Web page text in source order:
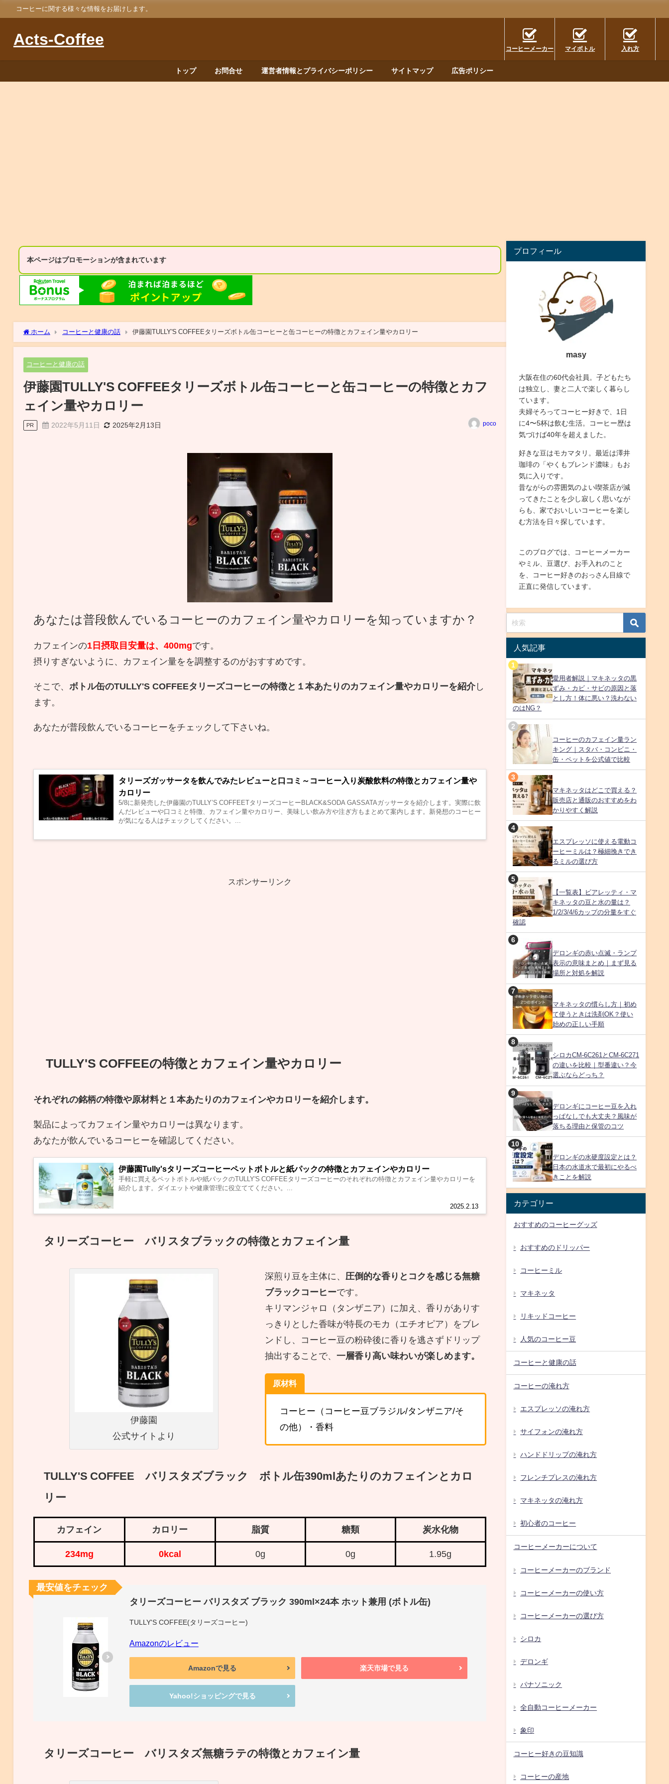
コーヒーに関する様々な情報をお届けします。
Acts-Coffee
コーヒーメーカー マイボトル 入れ方
トップ お問合せ 運営者情報とプライバシーポリシー サイトマップ 広告ポリシー
本ページはプロモーションが含まれています
ホーム コーヒーと健康の話 伊藤園TULLY'S COFFEEタリーズボトル缶コーヒーと缶コーヒーの特徴とカフェイン量やカロリー
コーヒーと健康の話
伊藤園TULLY'S COFFEEタリーズボトル缶コーヒーと缶コーヒーの特徴とカフ
ェイン量やカロリー
PR 2022年5月11日 2025年2月13日 poco
あなたは普段飲んでいるコーヒーのカフェイン量やカロリーを知っていますか？
カフェインの1日摂取目安量は、400mgです。
摂りすぎないように、カフェイン量をを調整するのがおすすめです。
そこで、 ボトル缶のTULLY'S COFFEEタリーズコーヒーの特徴と１本あたりのカフェイン量やカロリーを紹介し
ます。
あなたが普段飲んでいるコーヒーをチェックして下さいね。
タリーズガッサータを飲んでみたレビューと口コミ～コーヒー入り炭酸飲料の特徴とカフェイン量や
カロリー
5/8に新発売した伊藤園のTULLY’S COFFEETタリーズコーヒーBLACK&SODA GASSATAガッサータを紹介します。実際に飲
んだレビューや口コミと特徴、カフェイン量やカロリー、美味しい飲み方や注ぎ方もまとめて案内します。新発想のコーヒー
が気になる人はチェックしてください。...
スポンサーリンク
TULLY'S COFFEEの特徴とカフェイン量やカロリー
それぞれの銘柄の特徴や原材料と１本あたりのカフェインやカロリーを紹介します。
製品によってカフェイン量やカロリーは異なります。
あなたが飲んでいるコーヒーを確認してください。
伊藤園Tully'sタリーズコーヒーペットボトルと紙パックの特徴とカフェインやカロリー
2025.2.13
手軽に買えるペットボトルや紙パックのTULLY'S COFFEEタリーズコーヒーのそれぞれの特徴とカフェイン量やカロリーを
紹介します。ダイエットや健康管理に役立ててください。...
タリーズコーヒー バリスタブラックの特徴とカフェイン量
伊藤園
公式サイトより
深煎り豆を主体に、 圧倒的な香りとコクを感じる無糖
ブラックコーヒーです。
キリマンジャロ（タンザニア）に加え、香りがありす
っきりとした香味が特長のモカ（エチオピア）をブレ
ンドし、コーヒー豆の粉砕後に香りを逃さずドリップ
抽出することで、 一層香り高い味わいが楽しめます。
原材料
コーヒー（コーヒー豆ブラジル/タンザニア/そ
の他）・香料
TULLY'S COFFEE バリスタズブラック ボトル缶390mlあたりのカフェインとカロ
リー
カフェイン カロリー 脂質 糖類 炭水化物
234mg 0kcal 0g 0g 1.95g
タリーズコーヒー バリスタズ ブラック 390ml×24本 ホット兼用 (ボトル缶)
TULLY'S COFFEE(タリーズコーヒー)
Amazonのレビュー
Amazonで見る 楽天市場で見る
Yahoo!ショッピングで見る
最安値をチェック
タリーズコーヒー バリスタズ無糖ラテの特徴とカフェイン量
プロフィール
masy
大阪在住の60代会社員。子どもたち
は独立し、妻と二人で楽しく暮らし
ています。
夫婦そろってコーヒー好きで、1日
に4〜5杯は飲む生活。コーヒー歴は
気づけば40年を超えました。
好きな豆はモカマタリ。最近は澤井
珈琲の「やくもブレンド濃味」もお
気に入りです。
昔ながらの雰囲気のよい喫茶店が減
ってきたことを少し寂しく思いなが
らも、家でおいしいコーヒーを楽し
む方法を日々探しています。
このブログでは、コーヒーメーカー
やミル、豆選び、お手入れのこと
を、コーヒー好きのおっさん目線で
正直に発信しています。
人気記事
愛用者解説｜マキネッタの黒
ずみ・カビ・サビの原因と落
とし方！体に悪い？洗わない
のはNG？
コーヒーのカフェイン量ラン
キング｜スタバ・コンビニ・
缶・ペットを公式値で比較
マキネッタはどこで買える？
販売店と通販のおすすめをわ
かりやすく解説
エスプレッソに使える電動コ
ーヒーミルは？極細挽きでき
るミルの選び方
【一覧表】ビアレッティ・マ
キネッタの豆と水の量は？
1/2/3/4/6カップの分量をすぐ
確認
デロンギの赤い点滅・ランプ
表示の意味まとめ｜まず見る
場所と対処を解説
マキネッタの慣らし方｜初め
て使うときは洗剤OK？使い
始めの正しい手順
シロカCM-6C261とCM-6C271
の違いを比較｜型番違い？今
選ぶならどっち？
デロンギにコーヒー豆を入れ
っぱなしでも大丈夫？風味が
落ちる理由と保管のコツ
デロンギの水硬度設定とは？
日本の水道水で最初にやるべ
きことを解説
カテゴリー
おすすめのコーヒーグッズ
おすすめのドリッパー
コーヒーミル
マキネッタ
リキッドコーヒー
人気のコーヒー豆
コーヒーと健康の話
コーヒーの淹れ方
エスプレッソの淹れ方
サイフォンの淹れ方
ハンドドリップの淹れ方
フレンチプレスの淹れ方
マキネッタの淹れ方
初心者のコーヒー
コーヒーメーカーについて
コーヒーメーカーのブランド
コーヒーメーカーの使い方
コーヒーメーカーの選び方
シロカ
デロンギ
パナソニック
全自動コーヒーメーカー
象印
コーヒー好きの豆知識
コーヒーの産地